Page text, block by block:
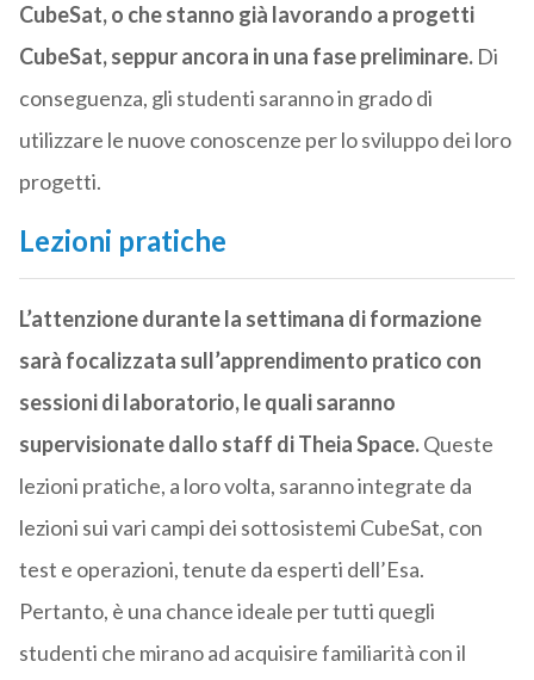
CubeSat, o che stanno già lavorando a progetti
CubeSat, seppur ancora in una fase preliminare.Di
conseguenza, gli studenti saranno in grado di
utilizzare le nuove conoscenze per lo sviluppo dei loro
progetti.
Lezioni pratiche
L’attenzione durante la settimana di formazione
sarà focalizzata sull’apprendimento pratico con
sessioni di laboratorio, le quali saranno
supervisionate dallo staff di Theia Space.Queste
lezioni pratiche, a loro volta, saranno integrate da
lezioni sui vari campi dei sottosistemi CubeSat, con
test e operazioni, tenute da esperti dell’Esa.
Pertanto, è una chance ideale per tutti quegli
studenti che mirano ad acquisire familiarità con il